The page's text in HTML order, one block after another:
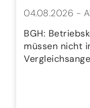
04.08.2026 -
BGH:
müssen nicht